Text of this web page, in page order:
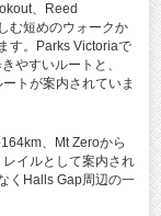
、Reed
む短めのウォークか
す。Parks Victoriaで
やすいルートと、
トが案内されていま
、Mt Zeroから
イルとして案内され
くHalls Gap周辺の一